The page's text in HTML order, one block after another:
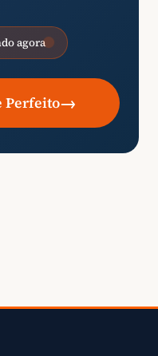
agora
Perfeito→